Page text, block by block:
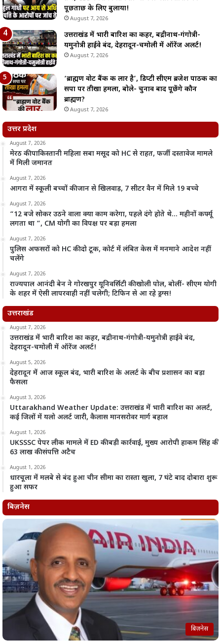
पूछताछ के लिए बुलाया!
August 7, 2026
उत्तराखंड में भारी बारिश का कहर, बद्रीनाथ-गंगोत्री-
यमुनोत्री हाईवे बंद, देहरादून-चमोली में ऑरेंज अलर्ट!
August 7, 2026
‘ब्राह्मण वोट बैंक की लार है’, डिप्टी सीएम ब्रजेश पाठक का
सपा पर तीखा हमला, बोले- चुनाव बाद पूछेंगे कौन
ब्राह्मण?
August 7, 2026
उत्तर प्रदेश
August 7, 2026
मेरठ की पाकिस्तानी महिला सबा मसूद को HC से राहत, फर्जी दस्तावेज मामले
में मिली जमानत
August 7, 2026
आगरा में स्कूली बच्चों की जान से खिलवाड़, 7 सीटर वैन में मिले 19 बच्चे
August 7, 2026
“12 बजे सोकर उठने वाला क्या काम करेगा, पहले दंगे होते थे… महीनों कर्फ्यू
लगता था “, CM योगी का विपक्ष पर बड़ा हमला
August 7, 2026
पुलिस अफसरों को HC की दो टूक, कोर्ट में लंबित केस में मनमाने आदेश नहीं
चलेंगे
August 7, 2026
राज्यपाल आनंदी बेन ने गोरखपुर यूनिवर्सिटी की खोली पोल, बोलीं- सीएम योगी
के शहर में ऐसी लापरवाही नहीं चलेगी; टिफिन से आ रहे ड्रग्स!
उत्तराखंड
August 7, 2026
उत्तराखंड में भारी बारिश का कहर, बद्रीनाथ-गंगोत्री-यमुनोत्री हाईवे बंद,
देहरादून-चमोली में ऑरेंज अलर्ट!
August 5, 2026
देहरादून में आज स्कूल बंद, भारी बारिश के अलर्ट के बीच प्रशासन का बड़ा
फैसला
August 3, 2026
Uttarakhand Weather Update: उत्तराखंड में भारी बारिश का अलर्ट,
कई जिलों में यलो अलर्ट जारी, कैलास मानसरोवर मार्ग बहाल
August 1, 2026
UKSSSC पेपर लीक मामले में ED की बड़ी कार्रवाई, मुख्य आरोपी हाकम सिंह की
63 लाख की संपत्ति अटैच
August 1, 2026
धारचूला में मलबे से बंद हुआ चीन सीमा का रास्ता खुला, 7 घंटे बाद दोबारा शुरू
हुआ सफर
बिज़नेस
बिज़नेस